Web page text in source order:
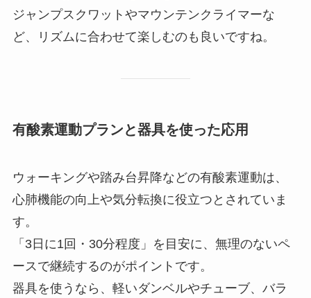
ジャンプスクワットやマウンテンクライマーな
ど、リズムに合わせて楽しむのも良いですね。
有酸素運動プランと器具を使った応用
ウォーキングや踏み台昇降などの有酸素運動は、
心肺機能の向上や気分転換に役立つとされていま
す。
「3日に1回・30分程度」を目安に、無理のないペ
ースで継続するのがポイントです。
器具を使うなら、軽いダンベルやチューブ、バラ